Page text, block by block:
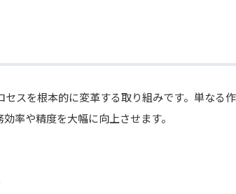
スを根本的に変革する取り組みです。単なる作
率や精度を大幅に向上させます。